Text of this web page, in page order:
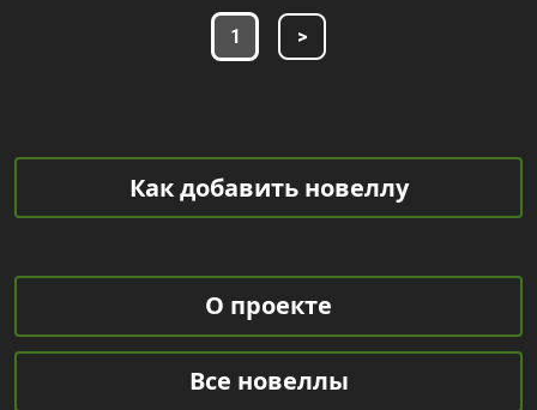
1 >
Как добавить новеллу
О проекте
Все новеллы